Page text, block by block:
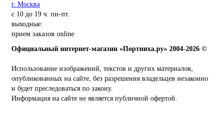
г. Москва
с 10 до 19 ч. пн-пт.
выходные:
прием заказов online
Официальный интернет-магазин «Портниха.ру» 2004-2026 ©
Использование изображений, текстов и других материалов,
опубликованных на сайте, без разрешения владельцев незаконно
и будет преследоваться по закону.
Информация на сайте не является публичной офертой.